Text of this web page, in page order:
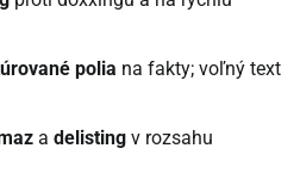
polia na fakty; voľný text
a delisting v rozsahu